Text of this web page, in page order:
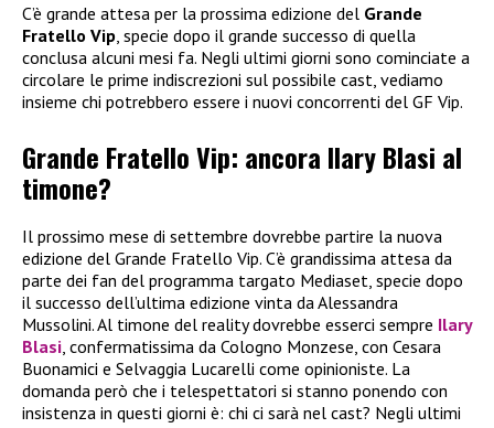
C’è grande attesa per la prossima edizione del Grande
Fratello Vip , specie dopo il grande successo di quella
conclusa alcuni mesi fa. Negli ultimi giorni sono cominciate a
circolare le prime indiscrezioni sul possibile cast, vediamo
insieme chi potrebbero essere i nuovi concorrenti del GF Vip.
Grande Fratello Vip: ancora Ilary Blasi al
timone?
Il prossimo mese di settembre dovrebbe partire la nuova
edizione del Grande Fratello Vip. C’è grandissima attesa da
parte dei fan del programma targato Mediaset, specie dopo
il successo dell’ultima edizione vinta da Alessandra
Mussolini. Al timone del reality dovrebbe esserci sempre Ilary
Blasi, confermatissima da Cologno Monzese, con Cesara
Buonamici e Selvaggia Lucarelli come opinioniste. La
domanda però che i telespettatori si stanno ponendo con
insistenza in questi giorni è: chi ci sarà nel cast? Negli ultimi